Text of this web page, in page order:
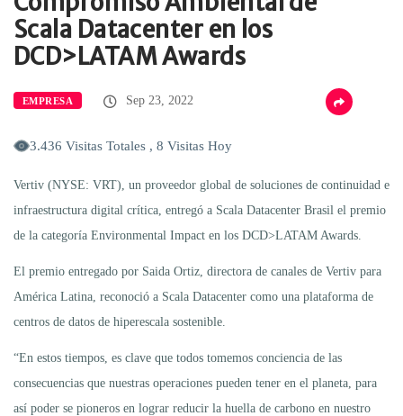
Scala Datacenter en los
DCD>LATAM Awards
EMPRESA Sep 23, 2022
3.436 Visitas Totales , 8 Visitas Hoy
Vertiv (NYSE: VRT), un proveedor global de soluciones de continuidad e
infraestructura digital crítica, entregó a Scala Datacenter Brasil el premio
de la categoría Environmental Impact en los DCD>LATAM Awards.
El premio entregado por Saida Ortiz, directora de canales de Vertiv para
América Latina, reconoció a Scala Datacenter como una plataforma de
centros de datos de hiperescala sostenible.
“En estos tiempos, es clave que todos tomemos conciencia de las
consecuencias que nuestras operaciones pueden tener en el planeta, para
así poder se pioneros en lograr reducir la huella de carbono en nuestro